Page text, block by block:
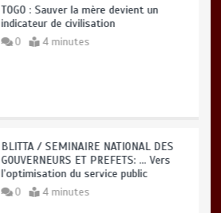
TOGO : Sauver la mère devient un
indicateur de civilisation
0 4 minutes
BLITTA / SEMINAIRE NATIONAL DES
GOUVERNEURS ET PREFETS: … Vers
l’optimisation du service public
0 4 minutes